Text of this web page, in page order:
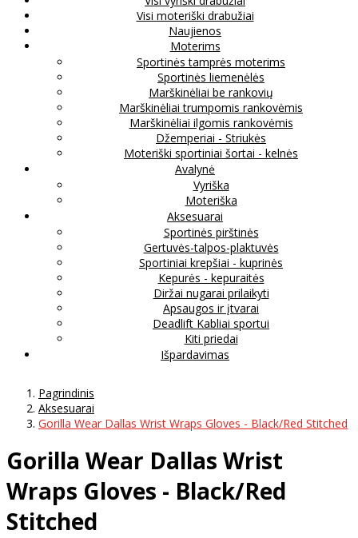
Visi moteriški drabužiai
Naujienos
Moterims
Sportinės tamprės moterims
Sportinės liemenėlės
Marškinėliai be rankovių
Marškinėliai trumpomis rankovėmis
Marškinėliai ilgomis rankovėmis
Džemperiai - Striukės
Moteriški sportiniai šortai - kelnės
Avalynė
Vyriška
Moteriška
Aksesuarai
Sportinės pirštinės
Gertuvės-talpos-plaktuvės
Sportiniai krepšiai - kuprinės
Kepurės - kepuraitės
Diržai nugarai prilaikyti
Apsaugos ir įtvarai
Deadlift Kabliai sportui
Kiti priedai
Išpardavimas
Pagrindinis
Aksesuarai
Gorilla Wear Dallas Wrist Wraps Gloves - Black/Red Stitched
Gorilla Wear Dallas Wrist
Wraps Gloves - Black/Red
Stitched